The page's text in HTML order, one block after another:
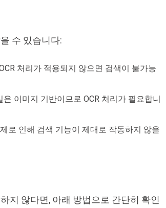
수 있습니다:
처리가 적용되지 않으면 검색이 불가능
이미지 기반이므로 OCR 처리가 필요합니
로 인해 검색 기능이 제대로 작동하지 않을
지 않다면, 아래 방법으로 간단히 확인